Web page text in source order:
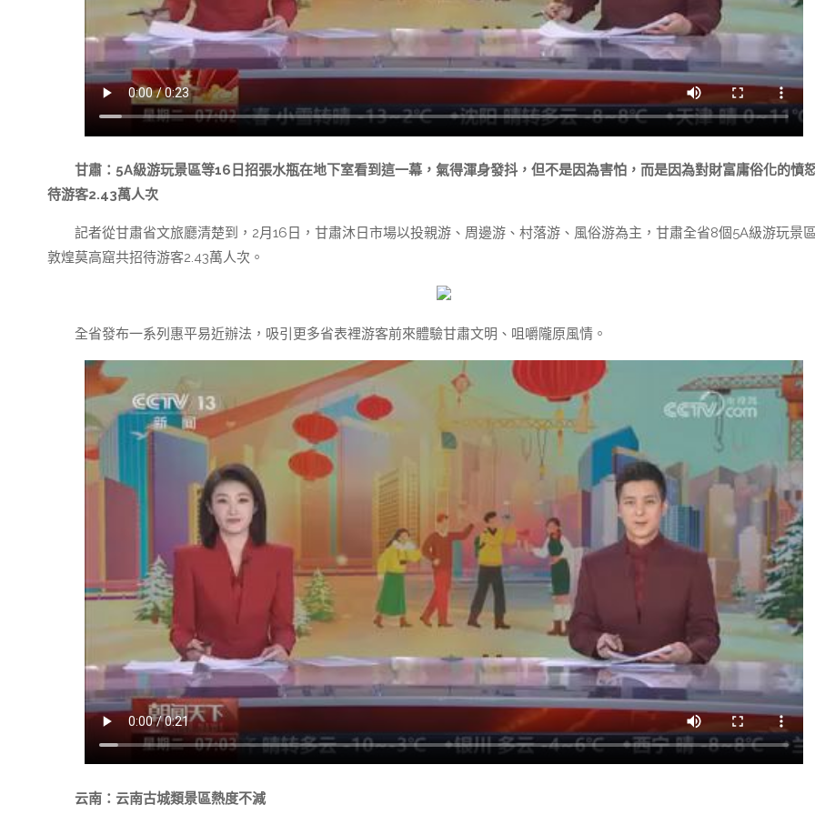
甘肅：5A級游玩景區等16日招張水瓶在地下室看到這一幕，氣得渾身發抖，但不是因為害怕，而是因為對財富庸俗化的憤
待游客2.43萬人次
記者從甘肅省文旅廳清楚到，2月16日，甘肅沐日市場以投親游、周邊游、村落游、風俗游為主，甘肅全省8個5A級游玩景
敦煌莫高窟共招待游客2.43萬人次。
全省發布一系列惠平易近辦法，吸引更多省表裡游客前來體驗甘肅文明、咀嚼隴原風情。
云南：云南古城類景區熱度不減